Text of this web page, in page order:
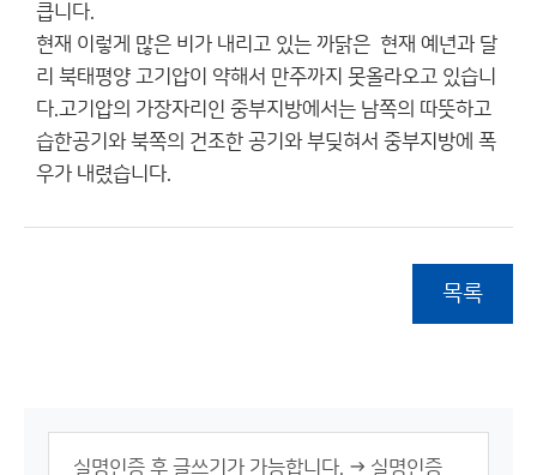
큽니다.
현재 이렇게 많은 비가 내리고 있는 까닭은 현재 예년과 달
리 북태평양 고기압이 약해서 만주까지 못올라오고 있습니
다.고기압의 가장자리인 중부지방에서는 남쪽의 따뜻하고
습한공기와 북쪽의 건조한 공기와 부딪혀서 중부지방에 폭
우가 내렸습니다.
목록